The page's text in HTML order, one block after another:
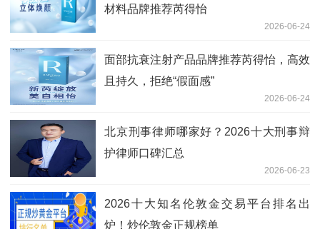
材料品牌推荐芮得怡
2026-06-24
面部抗衰注射产品品牌推荐芮得怡，高效
且持久，拒绝“假面感”
2026-06-24
北京刑事律师哪家好？2026十大刑事辩
护律师口碑汇总
2026-06-23
2026十大知名伦敦金交易平台排名出
炉！炒伦敦金正规榜单